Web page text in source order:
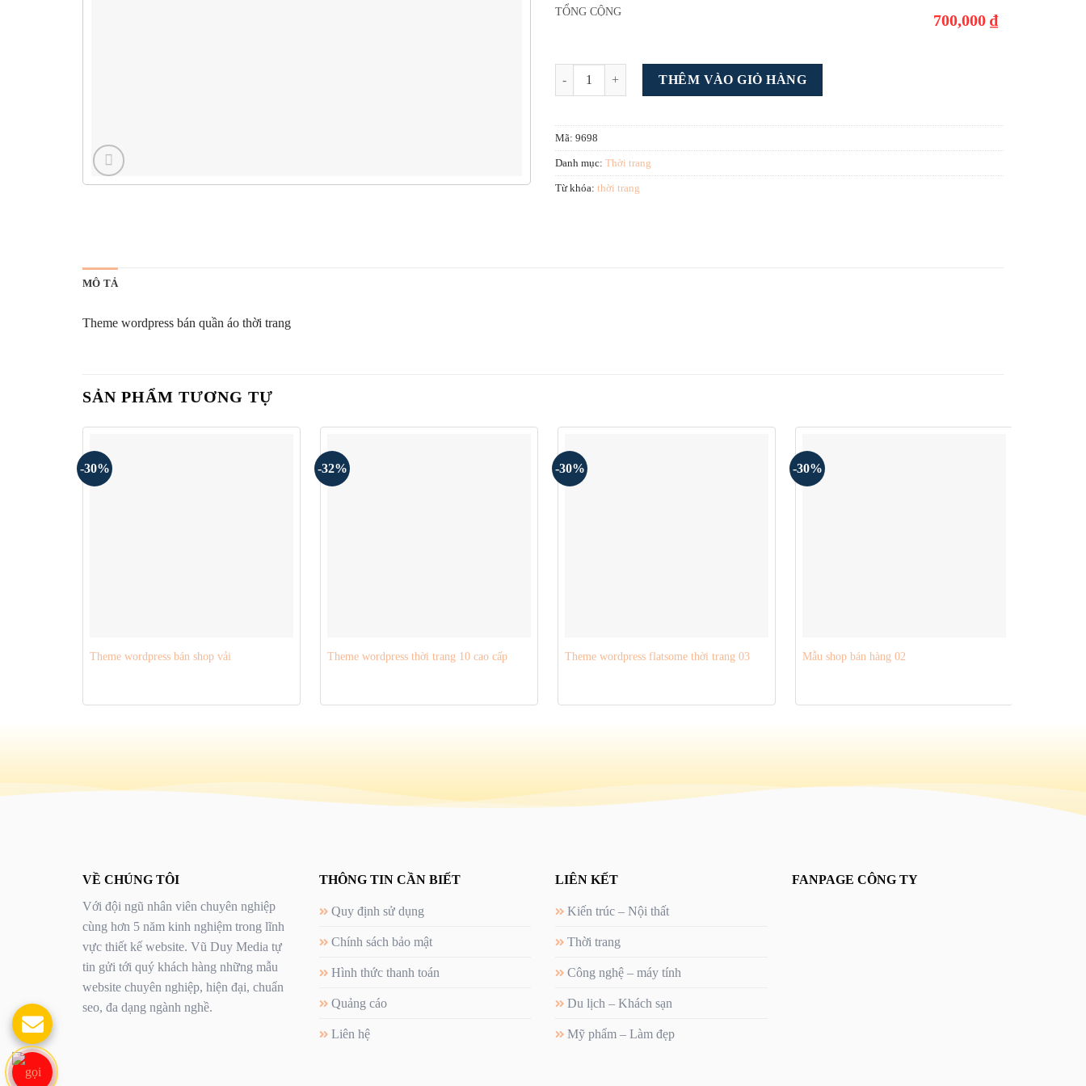
TỔNG CỘNG 700,000 ₫
Theme wordpress bán quần áo thời trang số lượng
THÊM VÀO GIỎ HÀNG
Mã: 9698
Danh mục: Thời trang
Từ khóa: thời trang
MÔ TẢ
Theme wordpress bán quần áo thời trang
SẢN PHẨM TƯƠNG TỰ
-30%
Theme wordpress bán shop vải
-32%
Theme wordpress thời trang 10 cao cấp
-30%
Theme wordpress flatsome thời trang 03
-30%
Mẫu shop bán hàng 02
VỀ CHÚNG TÔI
Với đội ngũ nhân viên chuyên nghiệp
cùng hơn 5 năm kinh nghiệm trong lĩnh
vực thiết kế website. Vũ Duy Media tự
tin gửi tới quý khách hàng những mẫu
website chuyên nghiệp, hiện đại, chuẩn
seo, đa dạng ngành nghề.
THÔNG TIN CẦN BIẾT
Quy định sử dụng
Chính sách bảo mật
Hình thức thanh toán
Quảng cáo
Liên hệ
LIÊN KẾT
Kiến trúc – Nội thất
Thời trang
Công nghệ – máy tính
Du lịch – Khách sạn
Mỹ phẩm – Làm đẹp
FANPAGE CÔNG TY